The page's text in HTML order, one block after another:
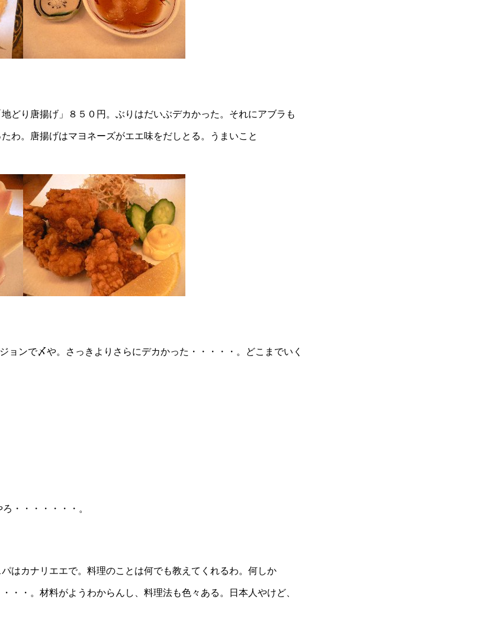
り唐揚げ」８５０円。ぶりはだいぶデカかった。それにアブラも
わ。唐揚げはマヨネーズがエエ味をだしとる。うまいこと
ンで〆や。さっきよりさらにデカかった・・・・・。どこまでいく
・・・・・・・。
はカナリエエで。料理のことは何でも教えてくれるわ。何しか
・・。材料がようわからんし、料理法も色々ある。日本人やけど、